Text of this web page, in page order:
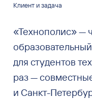
Клиент и задача
«Технополис» —
для студентов
раз —
и Санкт-